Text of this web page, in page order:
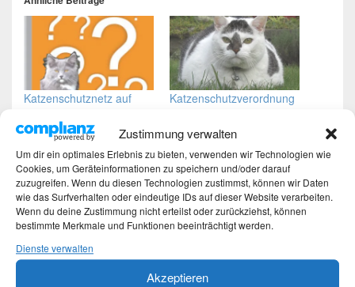
Zustimmung verwalten
Um dir ein optimales Erlebnis zu bieten, verwenden wir Technologien wie
Cookies, um Geräteinformationen zu speichern und/oder darauf
zuzugreifen. Wenn du diesen Technologien zustimmst, können wir Daten
wie das Surfverhalten oder eindeutige IDs auf dieser Website verarbeiten.
Wenn du deine Zustimmung nicht erteilst oder zurückziehst, können
bestimmte Merkmale und Funktionen beeinträchtigt werden.
Dienste verwalten
Akzeptieren
Katzenschutznetz auf
25. September 2016
In "Allgemeines"
Katzenschutzverordnung
7. Januar 2025
In "Hamburg"
Alles für die Katz
19. Juli 2015